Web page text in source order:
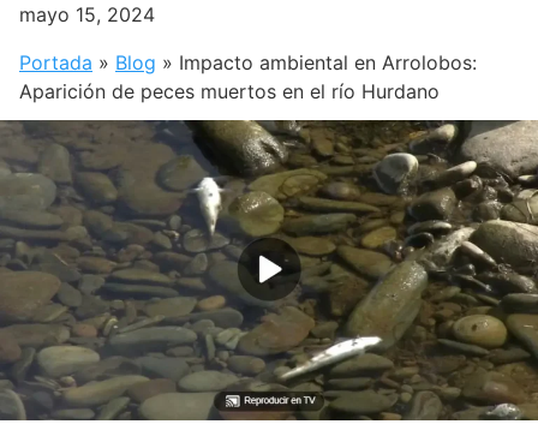
mayo 15, 2024
Portada » Blog » Impacto ambiental en Arrolobos:
Aparición de peces muertos en el río Hurdano